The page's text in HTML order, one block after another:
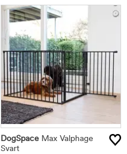
DogSpace Max Valphage
Svart